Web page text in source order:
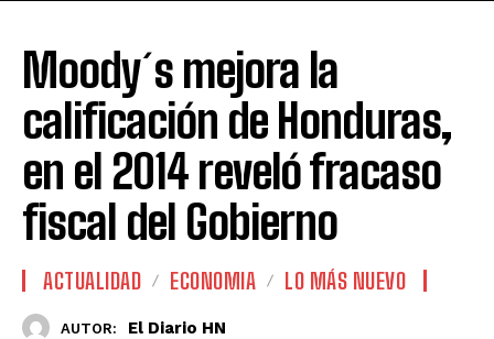
Moody´s mejora la
calificación de Honduras,
en el 2014 reveló fracaso
fiscal del Gobierno
ACTUALIDAD ECONOMIA LO MÁS NUEVO
AUTOR: El Diario HN